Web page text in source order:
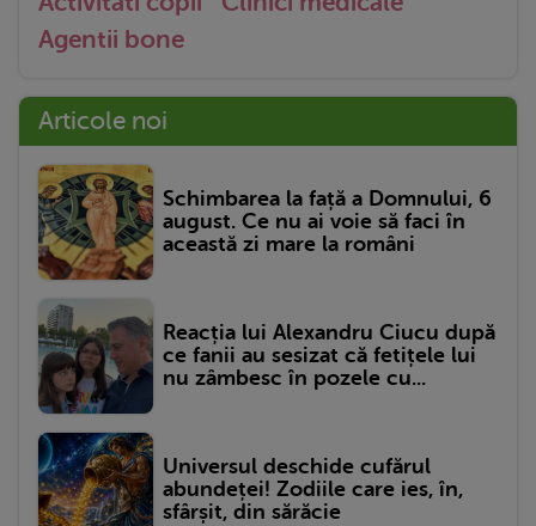
Agentii bone
Articole noi
Schimbarea la față a Domnului, 6
august. Ce nu ai voie să faci în
această zi mare la români
Reacția lui Alexandru Ciucu după
ce fanii au sesizat că fetițele lui
nu zâmbesc în pozele cu...
Universul deschide cufărul
abundeței! Zodiile care ies, în,
sfârșit, din sărăcie